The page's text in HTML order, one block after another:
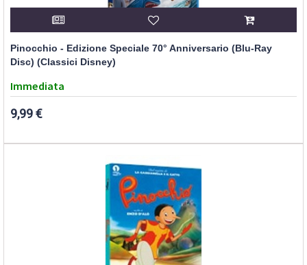
Pinocchio - Edizione Speciale 70° Anniversario (Blu-Ray
Disc) (Classici Disney)
Immediata
9,99 €